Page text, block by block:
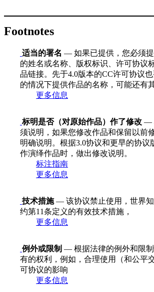
Footnotes
适当的署名 — 如果已提供，您必须
的姓名或名称、版权标识、许可协议
品链接。先于4.0版本的CC许可协议
的情况下提供作品的名称，可能还有
更多信息
标明是否（对原始作品）作了修改 —
须说明，如果您修改作品和保留以前
明确说明。根据3.0协议和更早的协议
作演绎作品时，做出修改说明。
标注指南
更多信息
技术措施— 该协议禁止使用，世界
约第11条定义的有效技术措施，
更多信息
例外或限制 — 根据法律的例外和限
有的权利，例如，合理使用（和公平
可协议的影响
更多信息